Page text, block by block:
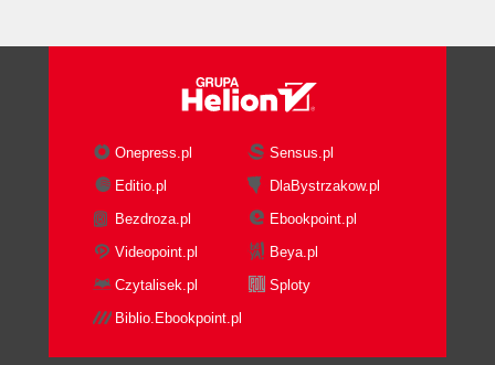
Onepress.pl
Sensus.pl
Editio.pl
DlaBystrzakow.pl
Bezdroza.pl
Ebookpoint.pl
Videopoint.pl
Beya.pl
Czytalisek.pl
Sploty
Biblio.Ebookpoint.pl